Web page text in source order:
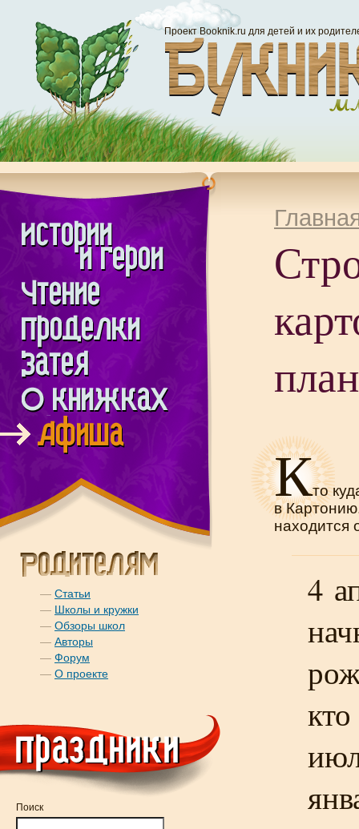
Проект Booknik.ru для детей и их
— Статьи
— Школы и кружки
— Обзоры школ
— Авторы
— Форум
— О проекте
Поиск
Кто
в
находится
4